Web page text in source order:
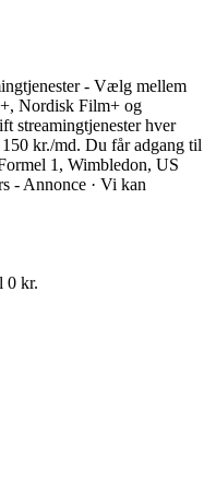
- Vælg mellem
Nordisk Film+ og
streamingtjenester hver
kr./md. Du får adgang til
1, Wimbledon, US
- Annonce · Vi kan
0 kr.